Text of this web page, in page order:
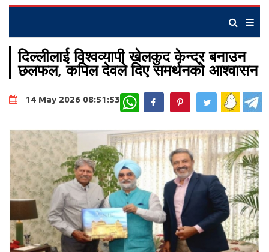
दिल्लीलाई विश्वव्यापी खेलकुद केन्द्र बनाउन
छलफल, कपिल देवले दिए समर्थनको आश्वासन
14 May 2026 08:51:53 WhatsApp